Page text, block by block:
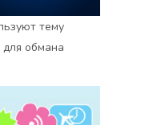
тему
обмана